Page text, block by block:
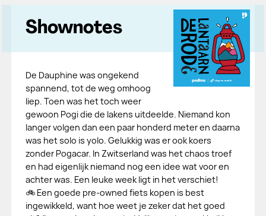
Shownotes
De Dauphine was ongekend
spannend, tot de weg omhoog
liep. Toen was het toch weer
gewoon Pogi die de lakens uitdeelde. Niemand kon
langer volgen dan een paar honderd meter en daarna
was het solo is yolo. Gelukkig was er ook koers
zonder Pogacar. In Zwitserland was het chaos troef
en had eigenlijk niemand nog een idee wat voor en
achter was. Een leuke week ligt in het verschiet!
🚲 Een goede pre-owned fiets kopen is best
ingewikkeld, want hoe weet je zeker dat het goed